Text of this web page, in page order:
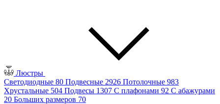
Люстры
Светодиодные 80 Подвесные 2926 Потолочные 983
Хрустальные 504 Подвесы 1307 С плафонами 92 С абажурами
20 Больших размеров 70